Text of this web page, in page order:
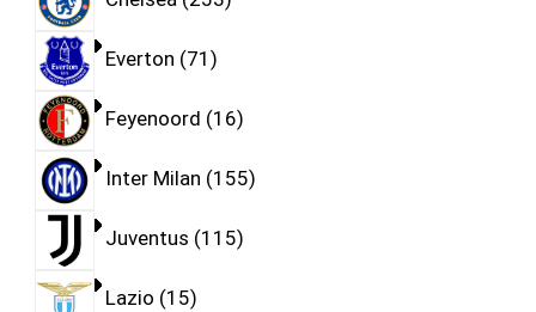
Everton 71
Feyenoord 16
Inter Milan 155
Juventus 115
Lazio 15